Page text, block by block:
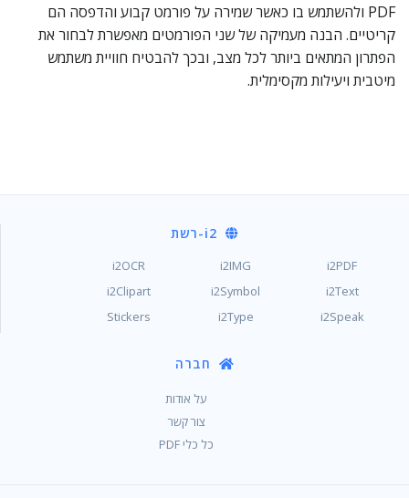
PDF ולהשתמש בו כאשר שמירה על פורמט קבוע והדפסה הם
קריטיים. הבנה מעמיקה של שני הפורמטים מאפשרת לבחור את
הפתרון המתאים ביותר לכל מצב, ובכך להבטיח חוויית משתמש
מיטבית ויעילות מקסימלית.
i2-רשת
i2PDF
i2IMG
i2OCR
i2Text
i2Symbol
i2Clipart
i2Speak
i2Type
Stickers
חברה
על אודות
צור קשר
כל כלי PDF